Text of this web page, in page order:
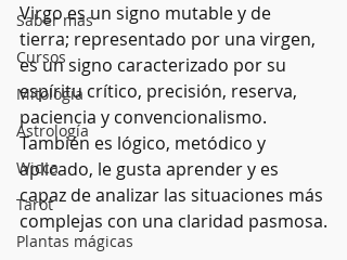
Saber más
Cursos
Mitología
Astrología
Wicca
Tarot
Plantas mágicas
Virgo es un signo mutable y de
tierra; representado por una virgen,
es un signo caracterizado por su
espíritu crítico, precisión, reserva,
paciencia y convencionalismo.
También es lógico, metódico y
aplicado, le gusta aprender y es
capaz de analizar las situaciones más
complejas con una claridad pasmosa.